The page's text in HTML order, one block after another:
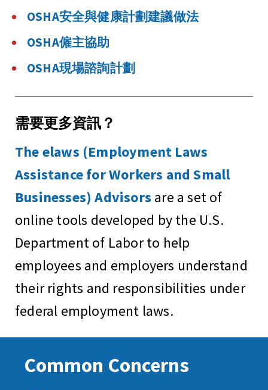
OSHA安全與健康計劃建議做法
OSHA僱主協助
OSHA現場諮詢計劃
需要更多資訊？
The elaws (Employment Laws
Assistance for Workers and Small
Businesses) Advisors are a set of
online tools developed by the U.S.
Department of Labor to help
employees and employers understand
their rights and responsibilities under
federal employment laws.
Common Concerns